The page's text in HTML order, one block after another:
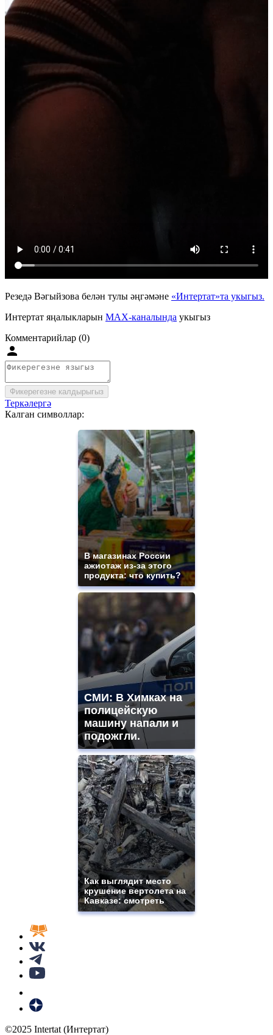
Резедә Вәгыйзова белән тулы әңгәмәне «Интертат»та укыгыз.
Интертат яңалыкларын MAX-каналында укыгыз
Комментарийлар (0)
Фикерегезне калдырыгыз
Теркәлергә
Калган символлар:
В магазинах России
ажиотаж из-за этого
продукта: что купить?
СМИ: В Химках на
полицейскую
машину напали и
подожгли.
Как выглядит место
крушение вертолета на
Кавказе: смотреть
©2025 Intertat (Интертат)